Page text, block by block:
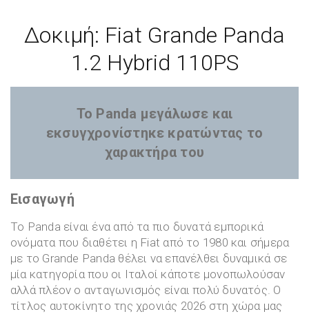
Δοκιμή: Fiat Grande Panda
1.2 Hybrid 110PS
Το Panda μεγάλωσε και
εκσυγχρονίστηκε κρατώντας το
χαρακτήρα του
Εισαγωγή
To Panda είναι ένα από τα πιο δυνατά εμπορικά
ονόματα που διαθέτει η Fiat από το 1980 και σήμερα
με το Grande Panda θέλει να επανέλθει δυναμικά σε
μία κατηγορία που οι Ιταλοί κάποτε μονοπωλούσαν
αλλά πλέον ο ανταγωνισμός είναι πολύ δυνατός. O
τίτλος αυτοκίνητο της χρονιάς 2026 στη χώρα μας